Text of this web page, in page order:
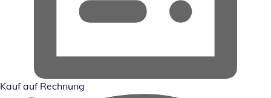
Kauf auf Rechnung